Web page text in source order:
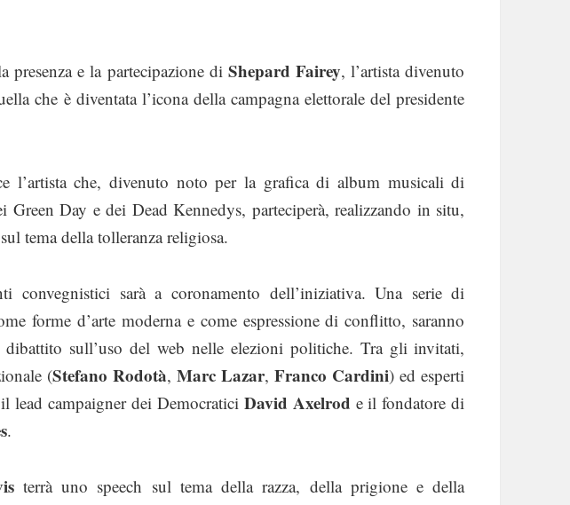
presenza e la partecipazione di Shepard Fairey, l’artista divenuto
che è diventata l’icona della campagna elettorale del presidente
l’artista che, divenuto noto per la grafica di album musicali di
Green Day e dei Dead Kennedys, parteciperà, realizzando in situ,
tema della tolleranza religiosa.
convegnistici sarà a coronamento dell’iniziativa. Una serie di
forme d’arte moderna e come espressione di conflitto, saranno
sull’uso del web nelle elezioni politiche. Tra gli invitati,
(Stefano Rodotà,Marc Lazar,Franco Cardini) ed esperti
lead campaigner dei Democratici David Axelrod e il fondatore di
.
terrà uno speech sul tema della razza, della prigione e della